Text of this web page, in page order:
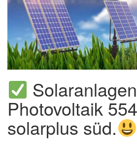
Photovoltaik
solarplus süd.